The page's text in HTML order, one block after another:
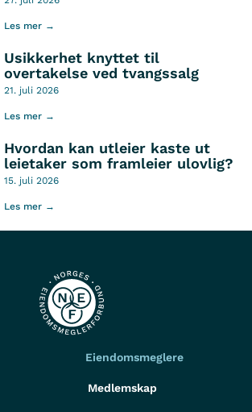
Les mer →
Usikkerhet knyttet til
overtakelse ved tvangssalg
21. juli 2026
Les mer →
Hvordan kan utleier kaste ut
leietaker som framleier ulovlig?
15. juli 2026
Les mer →
Eiendomsmeglere
Medlemskap